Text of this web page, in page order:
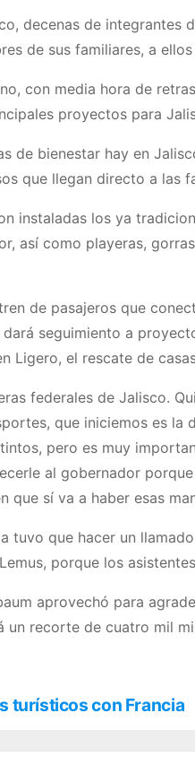
decenas de
de sus familiares, a
con media hora de
proyectos para
de bienestar hay en
que llegan directo a las
instaladas los ya
así como playeras,
de pasajeros que
seguimiento a
Ligero, el rescate de
federales de Jalisco.
que iniciemos es
pero es muy
al gobernador
que sí va a haber esas
tuvo que hacer un
porque los
aprovechó para
un recorte de cuatro mil
turísticos con Francia